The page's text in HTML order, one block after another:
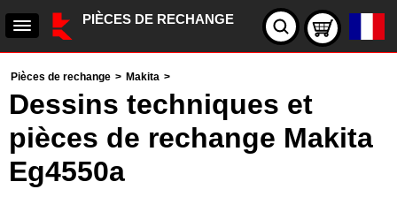
PIÈCES DE RECHANGE
Pièces de rechange > Makita >
Dessins techniques et
pièces de rechange Makita
Eg4550a